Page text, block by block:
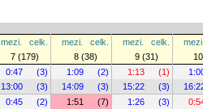
mezi. celk. mezi. celk. mezi. celk. mezi.
7 (179) 8 (38) 9 (31)
0:47 (3) 1:09 (2) 1:13 (1)
13:00 (3) 14:09 (3) 15:22 (3)
0:45 (2) 1:51 (7) 1:26 (3)